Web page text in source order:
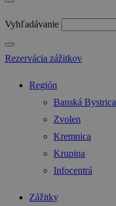
Vyhľadávanie
Rezervácia zážitkov
Región
Banská Bystrica
Zvolen
Kremnica
Krupina
Infocentrá
Zážitky